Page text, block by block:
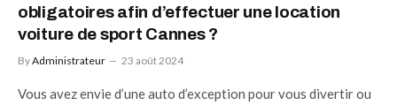
obligatoires afin d’effectuer une location
voiture de sport Cannes ?
ByAdministrateur 23 août 2024
Vous avez envie d’une auto d’exception pour vous divertir ou